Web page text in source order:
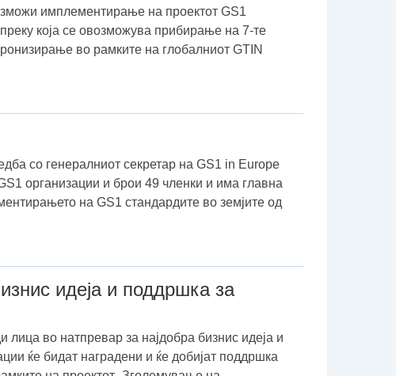
имплементирање на проектот GS1
која се овозможува прибирање на 7-те
во рамките на глобалниот GTIN
со генералниот секретар на GS1 in Europe
организации и брои 49 членки и има главна
на GS1 стандардите во земјите од
идеја и поддршка за
лица во натпревар за најдобра бизнис идеја и
ќе бидат наградени и ќе добијат поддршка